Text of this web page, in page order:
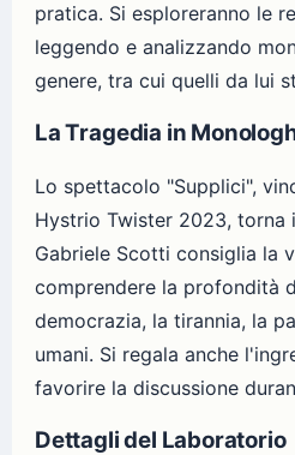
pratica. Si esploreranno le
leggendo e analizzando
genere, tra cui quelli da lui
La Tragedia in
Lo spettacolo "Supplici",
Hystrio Twister 2023, torna
Gabriele Scotti consiglia la
comprendere la profondità
democrazia, la tirannia, la
umani. Si regala anche
favorire la discussione
Dettagli del Laboratorio